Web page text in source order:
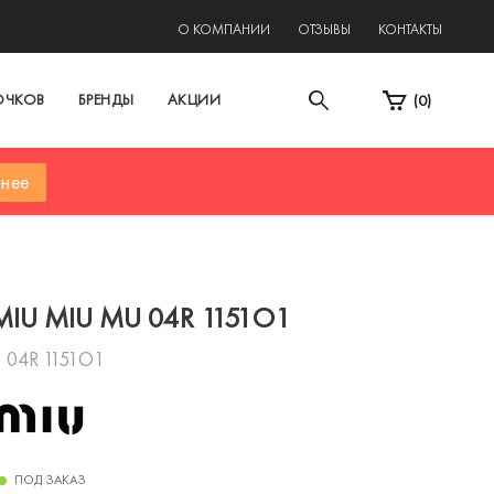
О КОМПАНИИ ОТЗЫВЫ КОНТАКТЫ
БРЕНДЫ АКЦИИ (0)
MIU MU 04R 1151O1
1151O1
ПОД ЗАКАЗ